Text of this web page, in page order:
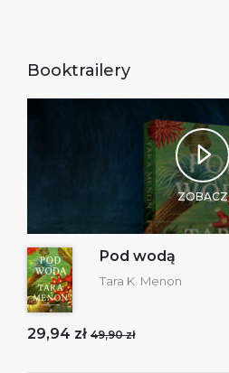
Booktrailery
ZOBACZ
Pod wodą
Tara K. Menon
29,94 zł 49,90 zł